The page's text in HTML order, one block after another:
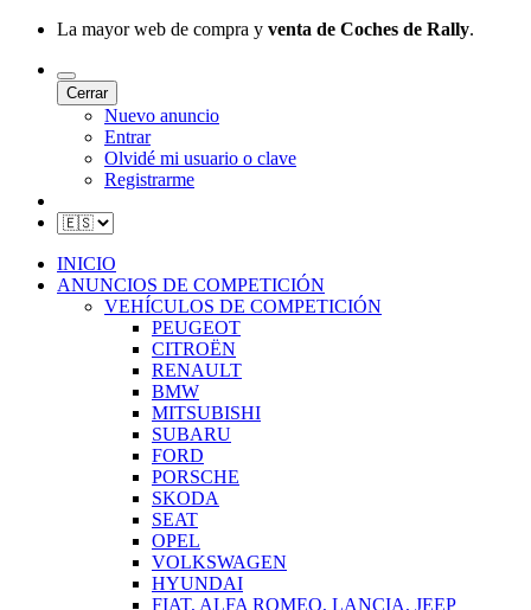
La mayor web de compra y venta de Coches de Rally.
Cerrar
Nuevo anuncio
Entrar
Olvidé mi usuario o clave
Registrarme
INICIO
ANUNCIOS DE COMPETICIÓN
VEHÍCULOS DE COMPETICIÓN
PEUGEOT
CITROËN
RENAULT
BMW
MITSUBISHI
SUBARU
FORD
PORSCHE
SKODA
SEAT
OPEL
VOLKSWAGEN
HYUNDAI
FIAT, ALFA ROMEO, LANCIA, JEEP